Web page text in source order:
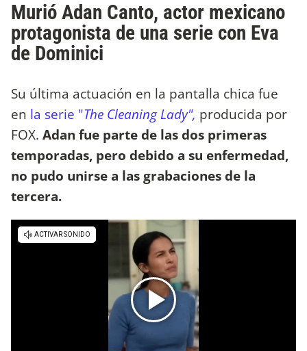
Murió Adan Canto, actor mexicano
protagonista de una serie con Eva
de Dominici
Su última actuación en la pantalla chica fue
en la serie "The Cleaning Lady", producida por
FOX. Adan fue parte de las dos primeras
temporadas, pero debido a su enfermedad,
no pudo unirse a las grabaciones de la
tercera.